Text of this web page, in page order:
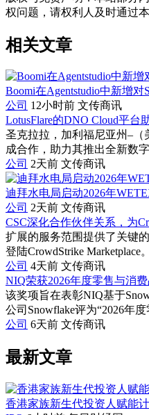
权问题，请权利人及时通过
相关文章
Boomi在Agentstudio中新增
公司 12小时前 文传商讯
LotusFlare的DNO Cloud平
圣克拉拉，加利福尼亚州–（
成合作，助力其推出全新数
公司 2天前 文传商讯
迪拜水电局启动2026年
公司 2天前 文传商讯
CSC深化合作伙伴关系，为
扩展的服务范围提供了关键
登陆CrowdStrike
公司 4天前 文传商讯
NIQ荣获2026年度零售与消
该奖项旨在表彰NIQ基于
公司Snowflake评为“2026年
公司 6天前 文传商讯
最新文章
香港家族新生代投资人赋能